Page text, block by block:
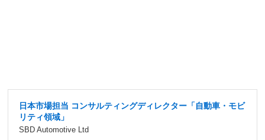
日本市場担当 コンサルティングディレクター「自動車・モビ
リティ領域」
SBD Automotive Ltd